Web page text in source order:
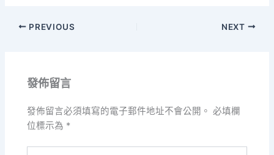
PREVIOUS NEXT
發佈留言
發佈留言必須填寫的電子郵件地址不會公開。 必填欄
位標示為 *